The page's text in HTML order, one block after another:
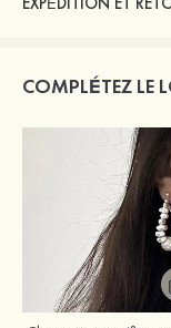
COMPLÉTEZ LE